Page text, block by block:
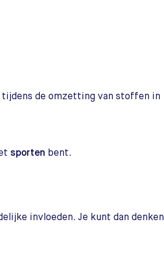
de omzetting van stoffen in
sporten bent.
invloeden. Je kunt dan denken